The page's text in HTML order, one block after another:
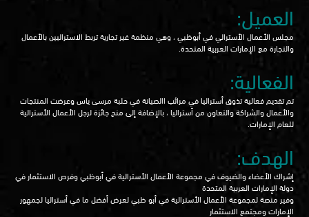
العميل:
مجلس الأعمال الأسترالي في أبوظبي ، وهي منظمة غير تجارية تربط الاستراليين بالأعمال
والتجارة مع الإمارات العربية المتحدة.
الفعالية:
تم تقديم فعالية تذوق أستراليا في مرائب االصيانة في حلبة مرسى ياس وعرضت المنتجات
والأعمال والشراكة والتعاون من أستراليا ، بالإضافة إلى منح جائزة لرجل الأعمال الأسترالية
للعام الإمارات.
الهدف:
إشراك الأعضاء والضيوف في مجموعة الأعمال الأسترالية في أبوظبي وفرص الاستثمار في
دولة الإمارات العربية المتحدة
وفير منصة لمجموعة الأعمال الأسترالية في أبو ظبي لعرض أفضل ما في أستراليا لجمهور
الإمارات ومجتمع الاستثمار